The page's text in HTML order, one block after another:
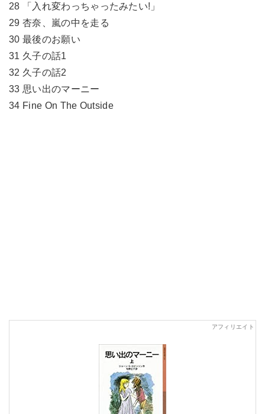
28 「入れ変わっちゃったみたい!」
29 杏奈、嵐の中を走る
30 最後のお願い
31 久子の話1
32 久子の話2
33 思い出のマーニー
34 Fine On The Outside